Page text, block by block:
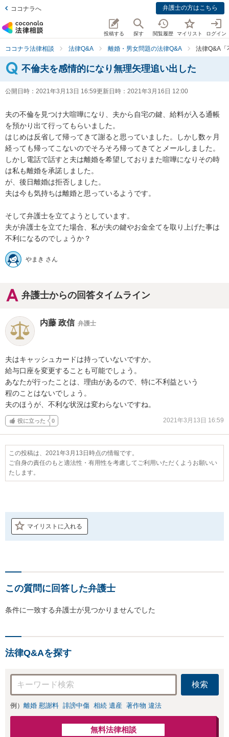
ココナラへ 弁護士の方はこちら
投稿する 探す 閲覧履歴 マイリスト ログイン
ココナラ法律相談 法律Q&A 離婚・男女問題の法律Q&A 法律Q&A「
不倫夫を感情的になり無理矢理追い出した
公開日時： 2021年3月13日 16:59更新日時： 2021年3月16日 12:00
夫の不倫を見つけ大喧嘩になり、夫から自宅の鍵、給料が入る通帳
を預かり出て行ってもらいました。
はじめは反省して帰ってきて謝ると思っていました。しかし数ヶ月
経っても帰ってこないのでそろそろ帰ってきてとメールしました。
しかし電話で話すと夫は離婚を希望しておりまた喧嘩になりその時
は私も離婚を承諾しました。
が、後日離婚は拒否しました。
夫は今も気持ちは離婚と思っているようです。
そして弁護士を立てようとしています。
夫が弁護士を立てた場合、私が夫の鍵やお金全てを取り上げた事は
不利になるのでしょうか？
やまき さん
弁護士からの回答タイムライン
内藤 政信 弁護士
夫はキャッシュカードは持っていないですか。
給与口座を変更することも可能でしょう。
あなたが行ったことは、理由があるので、特に不利益という
程のことはないでしょう。
夫のほうが、不利な状況は変わらないですね。
役に立った 0 2021年3月13日 16:59
この投稿は、2021年3月13日時点の情報です。
ご自身の責任のもと適法性・有用性を考慮してご利用いただくようお願いい
たします。
マイリストに入れる
この質問に回答した弁護士
条件に一致する弁護士が見つかりませんでした
法律Q&Aを探す
検索
例） 離婚 慰謝料 誹謗中傷 相続 遺産 著作物 違法
無料法律相談